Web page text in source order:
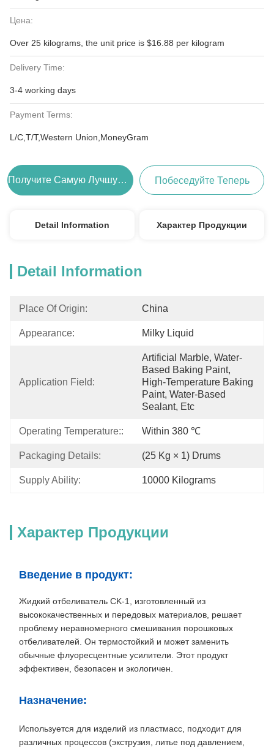
Цена:
Over 25 kilograms, the unit price is $16.88 per kilogram
Delivery Time:
3-4 working days
Payment Terms:
L/C,T/T,Western Union,MoneyGram
Получите Самую Лучшую Цену Побеседуйте Теперь
Detail Information Характер Продукции
Detail Information
Place Of Origin: China
Appearance: Milky Liquid
Application Field:
Artificial Marble, Water-
Based Baking Paint,
High-Temperature Baking
Paint, Water-Based
Sealant, Etc
Operating Temperature:: Within 380 ℃
Packaging Details: (25 Kg × 1) Drums
Supply Ability: 10000 Kilograms
Характер Продукции
Введение в продукт:
Жидкий отбеливатель CK-1, изготовленный из
высококачественных и передовых материалов, решает
проблему неравномерного смешивания порошковых
отбеливателей. Он термостойкий и может заменить
обычные флуоресцентные усилители. Этот продукт
эффективен, безопасен и экологичен.
Назначение:
Используется для изделий из пластмасс, подходит для
различных процессов (экструзия, литье под давлением,